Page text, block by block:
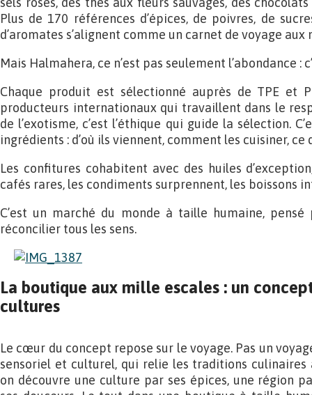
Plus de 170 références d’épices, de poivres, de
d’aromates s’alignent comme un carnet de voyage aux
Mais Halmahera, ce n’est pas seulement l’abondance :
Chaque produit est sélectionné auprès de TPE et
producteurs internationaux qui travaillent dans le
de l’exotisme, c’est l’éthique qui guide la sélection.
ingrédients : d’où ils viennent, comment les cuisiner, ce
Les confitures cohabitent avec des huiles
cafés rares, les condiments surprennent, les boissons
C’est un marché du monde à taille humaine,
réconcilier tous les sens.
La boutique aux mille escales : un
cultures
Le cœur du concept repose sur le voyage. Pas un
sensoriel et culturel, qui relie les traditions culinaires
on découvre une culture par ses épices, une région